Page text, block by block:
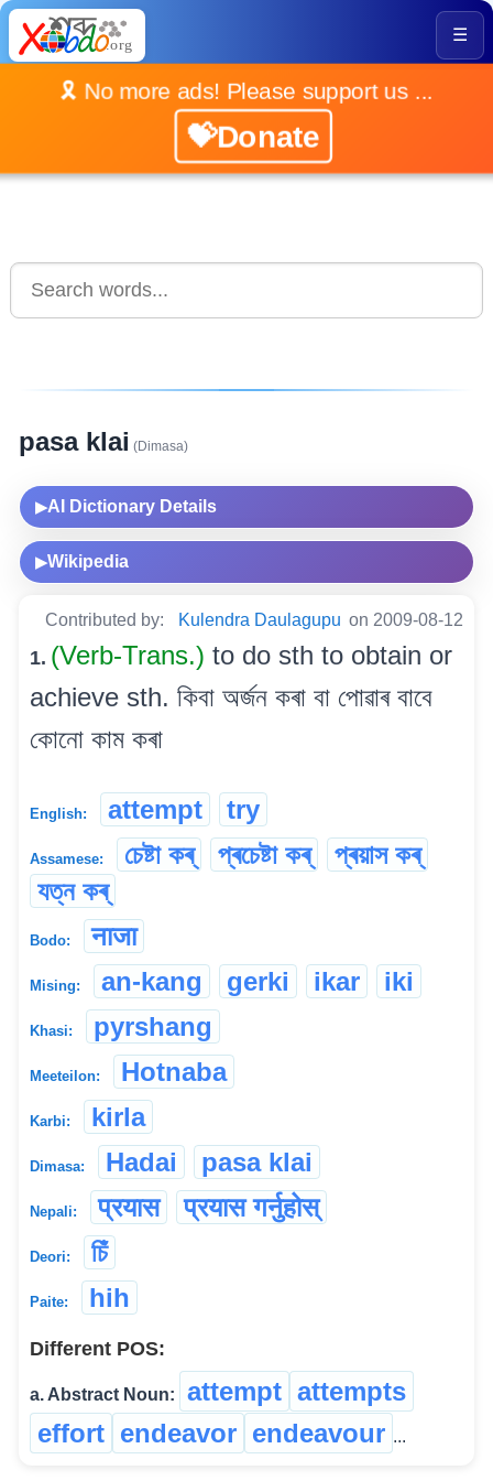
☰
🎗️ No more ads! Please support us ...
💝Donate
pasa klai (Dimasa)
▶AI Dictionary Details
▶Wikipedia
Contributed by: Kulendra Daulagupu on 2009-08-12
1. (Verb-Trans.) to do sth to obtain or
achieve sth. কিবা অৰ্জন কৰা বা পোৱাৰ বাবে
কোনো কাম কৰা
English: attempt try
Assamese: চেষ্টা কৰ্ প্ৰচেষ্টা কৰ্
প্ৰয়াস কৰ্
যত্ন কৰ্
Bodo: नाजा
Mising: an-kang gerki ikar iki
Khasi: pyrshang
Meeteilon: Hotnaba
Karbi: kirla
Dimasa: Hadai pasa klai
Nepali: प्रयास प्रयास गर्नुहोस्
Deori: চিঁ
Paite: hih
Different POS:
a. Abstract Noun: attempt attempts
effort endeavor endeavour ...